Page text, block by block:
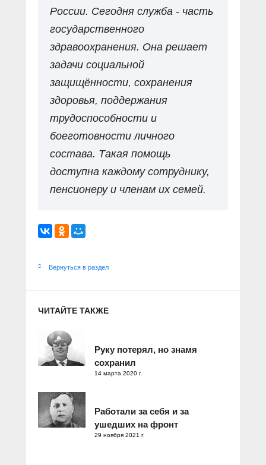
России. Сегодня служба - часть
государственного
здравоохранения. Она решает
задачи социальной
защищённости, сохранения
здоровья, поддержания
трудоспособности и
боеготовности личного
состава. Такая помощь
доступна каждому сотруднику,
пенсионеру и членам их семей.
Вернуться в раздел
ЧИТАЙТЕ ТАКЖЕ
Руку потерял, но знамя
сохранил
14 марта 2020 г.
Работали за себя и за
ушедших на фронт
29 ноября 2021 г.